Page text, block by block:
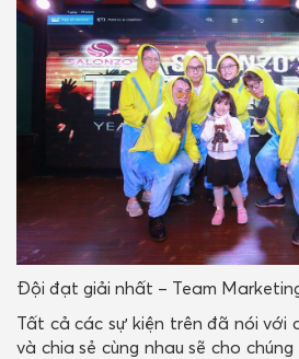
Đội đạt giải nhất – Team
Tất cả các sự kiện trên đã nói với
và chia sẻ cùng nhau sẽ cho